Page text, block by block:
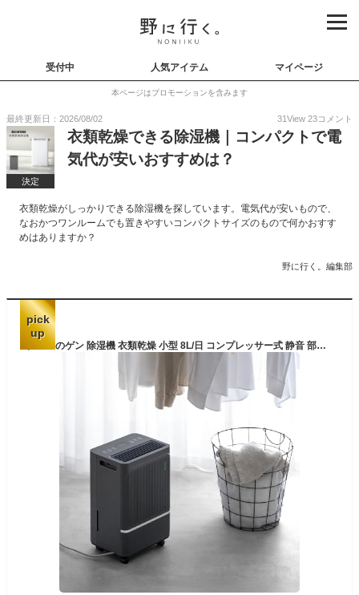
受付中 人気アイテム マイページ
本ページはプロモーションを含みます
最終更新日：2026/08/02 31View 23コメント
決定
衣類乾燥できる除湿機｜コンパクトで電
気代が安いおすすめは？
衣類乾燥がしっかりできる除湿機を探しています。電気代が安いもので、
なおかつワンルームでも置きやすいコンパクトサイズのもので何かおすす
めはありますか？
野に行く。編集部
pick
up
タンスのゲン 除湿機 衣類乾燥 小型 8L/日 コンプレッサー式 静音 部屋干し キャスター付き 省エネ コンパクト 除湿器 小型 連続排水 79800021(119763)